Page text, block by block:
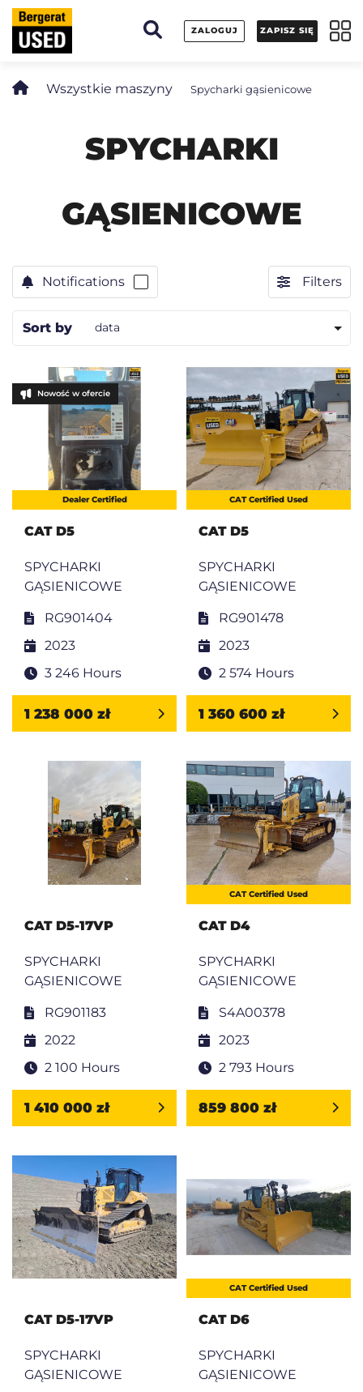
ZALOGUJ ZAPISZ SIĘ
Wszystkie maszyny Spycharki gąsienicowe
SPYCHARKI
GĄSIENICOWE
Notifications Filters
Sort by data
Nowość w ofercie
Dealer Certified
CAT D5
SPYCHARKI
GĄSIENICOWE
RG901404
2023
3 246 Hours
1 238 000 zł
CAT Certified Used
CAT D5
SPYCHARKI
GĄSIENICOWE
RG901478
2023
2 574 Hours
1 360 600 zł
CAT D5-17VP
SPYCHARKI
GĄSIENICOWE
RG901183
2022
2 100 Hours
1 410 000 zł
CAT Certified Used
CAT D4
SPYCHARKI
GĄSIENICOWE
S4A00378
2023
2 793 Hours
859 800 zł
CAT D5-17VP
SPYCHARKI
GĄSIENICOWE
CAT Certified Used
CAT D6
SPYCHARKI
GĄSIENICOWE
Panel zarządzania plikami cookies